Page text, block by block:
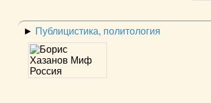
► Публицистика, политология